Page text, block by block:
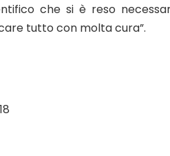
che si è reso
tutto con molta cura”.